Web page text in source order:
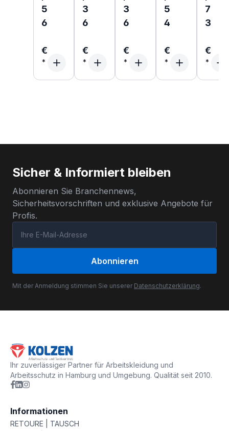
5
6
€
3
6
€
3
6
€
5
4
€
7
3
€
Sicher & Informiert bleiben
Abonnieren Sie Branchennews,
Sicherheitsvorschriften und exklusive Angebote für
Profis.
Abonnieren
Mit der Anmeldung stimmen Sie unserer Datenschutzerklärung.
Ihr zuverlässiger Partner für Arbeitskleidung und
Arbeitsschutz in Hamburg und Umgebung. Qualität seit 2010.
Informationen
RETOURE | TAUSCH